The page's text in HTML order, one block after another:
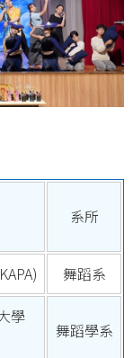
系所
舞蹈系
學
舞蹈學系